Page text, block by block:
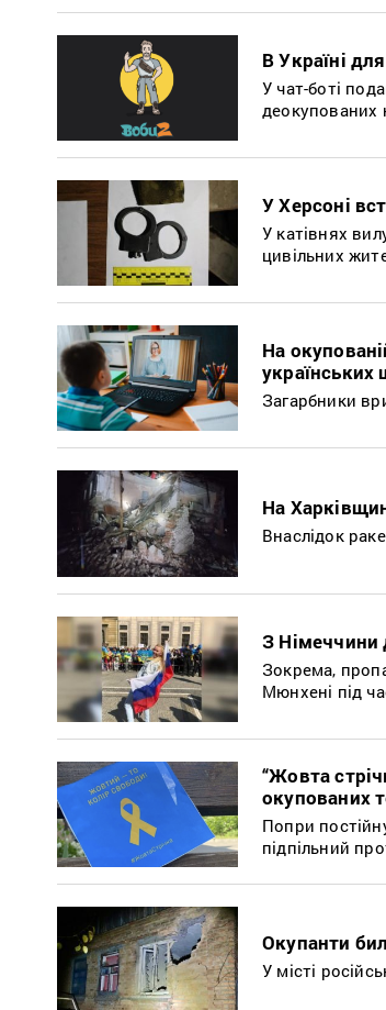
В Україні
У чат-боті
деокупованих
У Херсоні
У катівнях
цивільних
На
українських
Загарбники
На
Внаслідок
З Німеччини
Зокрема,
Мюнхені під
“Жовта
окупованих
Попри
підпільний
Окупанти
У місті